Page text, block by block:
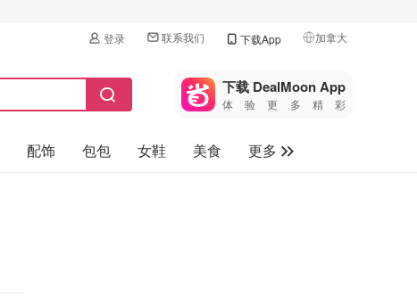
登录 联系我们 下载App 加拿大
🇺🇸
美国
🇨🇳中国
🇨🇦加拿大
下载 DealMoon App
体验更多精彩
配饰 包包 女鞋 美食
更多